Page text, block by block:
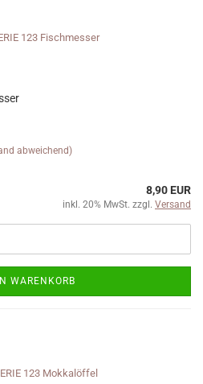
abweichend)
8,90 EUR
inkl. 20% MwSt. zzgl. Versand
WARENKORB